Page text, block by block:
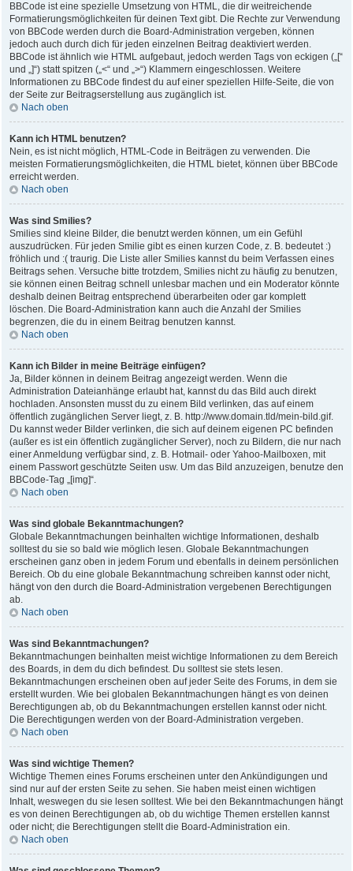
BBCode ist eine spezielle Umsetzung von HTML, die dir weitreichende
Formatierungsmöglichkeiten für deinen Text gibt. Die Rechte zur Verwendung
von BBCode werden durch die Board-Administration vergeben, können
jedoch auch durch dich für jeden einzelnen Beitrag deaktiviert werden.
BBCode ist ähnlich wie HTML aufgebaut, jedoch werden Tags von eckigen („[“
und „]“) statt spitzen („<“ und „>“) Klammern eingeschlossen. Weitere
Informationen zu BBCode findest du auf einer speziellen Hilfe-Seite, die von
der Seite zur Beitragserstellung aus zugänglich ist.
Nach oben
Kann ich HTML benutzen?
Nein, es ist nicht möglich, HTML-Code in Beiträgen zu verwenden. Die
meisten Formatierungsmöglichkeiten, die HTML bietet, können über BBCode
erreicht werden.
Nach oben
Was sind Smilies?
Smilies sind kleine Bilder, die benutzt werden können, um ein Gefühl
auszudrücken. Für jeden Smilie gibt es einen kurzen Code, z. B. bedeutet :)
fröhlich und :( traurig. Die Liste aller Smilies kannst du beim Verfassen eines
Beitrags sehen. Versuche bitte trotzdem, Smilies nicht zu häufig zu benutzen,
sie können einen Beitrag schnell unlesbar machen und ein Moderator könnte
deshalb deinen Beitrag entsprechend überarbeiten oder gar komplett
löschen. Die Board-Administration kann auch die Anzahl der Smilies
begrenzen, die du in einem Beitrag benutzen kannst.
Nach oben
Kann ich Bilder in meine Beiträge einfügen?
Ja, Bilder können in deinem Beitrag angezeigt werden. Wenn die
Administration Dateianhänge erlaubt hat, kannst du das Bild auch direkt
hochladen. Ansonsten musst du zu einem Bild verlinken, das auf einem
öffentlich zugänglichen Server liegt, z. B. http://www.domain.tld/mein-bild.gif.
Du kannst weder Bilder verlinken, die sich auf deinem eigenen PC befinden
(außer es ist ein öffentlich zugänglicher Server), noch zu Bildern, die nur nach
einer Anmeldung verfügbar sind, z. B. Hotmail- oder Yahoo-Mailboxen, mit
einem Passwort geschützte Seiten usw. Um das Bild anzuzeigen, benutze den
BBCode-Tag „[img]“.
Nach oben
Was sind globale Bekanntmachungen?
Globale Bekanntmachungen beinhalten wichtige Informationen, deshalb
solltest du sie so bald wie möglich lesen. Globale Bekanntmachungen
erscheinen ganz oben in jedem Forum und ebenfalls in deinem persönlichen
Bereich. Ob du eine globale Bekanntmachung schreiben kannst oder nicht,
hängt von den durch die Board-Administration vergebenen Berechtigungen
ab.
Nach oben
Was sind Bekanntmachungen?
Bekanntmachungen beinhalten meist wichtige Informationen zu dem Bereich
des Boards, in dem du dich befindest. Du solltest sie stets lesen.
Bekanntmachungen erscheinen oben auf jeder Seite des Forums, in dem sie
erstellt wurden. Wie bei globalen Bekanntmachungen hängt es von deinen
Berechtigungen ab, ob du Bekanntmachungen erstellen kannst oder nicht.
Die Berechtigungen werden von der Board-Administration vergeben.
Nach oben
Was sind wichtige Themen?
Wichtige Themen eines Forums erscheinen unter den Ankündigungen und
sind nur auf der ersten Seite zu sehen. Sie haben meist einen wichtigen
Inhalt, weswegen du sie lesen solltest. Wie bei den Bekanntmachungen hängt
es von deinen Berechtigungen ab, ob du wichtige Themen erstellen kannst
oder nicht; die Berechtigungen stellt die Board-Administration ein.
Nach oben